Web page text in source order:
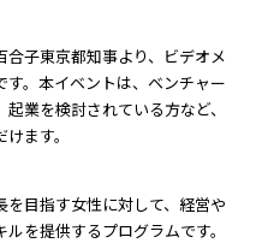
子東京都知事より、ビデオメ
。本イベントは、ベンチャー
業を検討されている方など、
ます。
目指す女性に対して、経営や
を提供するプログラムです。